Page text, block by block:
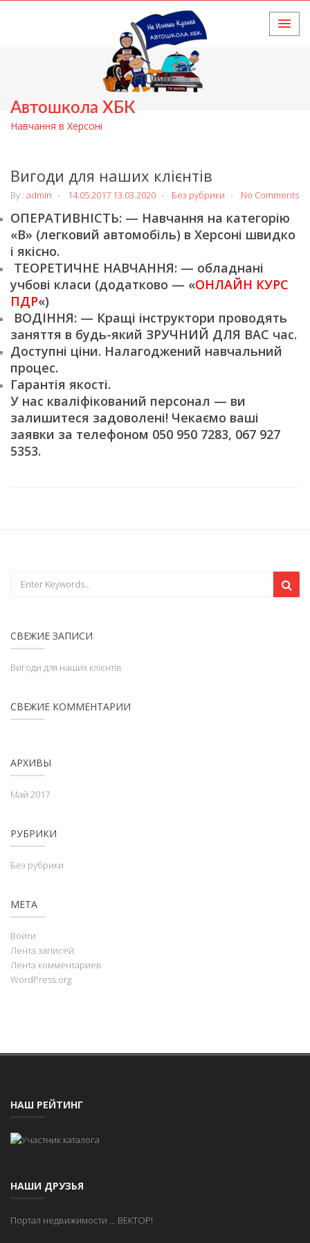
Автошкола ХБК
Навчання в Херсоні
HOME
Вигоди для наших клієнтів
By : admin 14.05.2017 13.03.2020 Без рубрики No Comments
ОПЕРАТИВНІСТЬ: — Навчання на категорію
«В» (легковий автомобіль) в Херсоні швидко
і якісно.
ТЕОРЕТИЧНЕ НАВЧАННЯ: — обладнані
учбові класи (додатково — «ОНЛАЙН КУРС
ПДР«)
ВОДІННЯ: — Кращі інструктори проводять
заняття в будь-який ЗРУЧНИЙ ДЛЯ ВАС час.
Доступні ціни. Налагоджений навчальний
процес.
Гарантія якості.
У нас кваліфікований персонал — ви
залишитеся задоволені! Чекаємо ваші
заявки за телефоном 050 950 7283, 067 927
5353.
СВЕЖИЕ ЗАПИСИ
Вигоди для наших клієнтів
СВЕЖИЕ КОММЕНТАРИИ
АРХИВЫ
Май 2017
РУБРИКИ
Без рубрики
МЕТА
Войти
Лента записей
Лента комментариев
WordPress.org
НАШ РЕЙТИНГ
НАШИ ДРУЗЬЯ
Портал недвижимости ... ВЕКТОР!